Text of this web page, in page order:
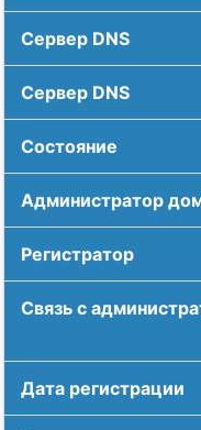
Сервер DNS
Сервер DNS
Соcтояние
Администратор
Регистратор
Связь с
Дата регистрации